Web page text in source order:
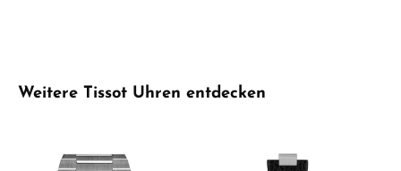
Produktgalerie überspringen
Weitere Tissot Uhren entdecken